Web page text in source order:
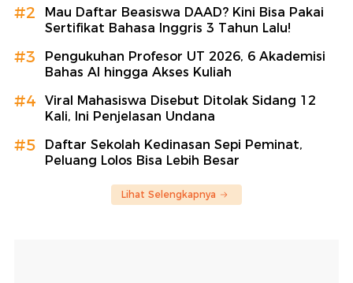
#2
Mau Daftar Beasiswa DAAD? Kini Bisa Pakai
Sertifikat Bahasa Inggris 3 Tahun Lalu!
#3
Pengukuhan Profesor UT 2026, 6 Akademisi
Bahas AI hingga Akses Kuliah
#4
Viral Mahasiswa Disebut Ditolak Sidang 12
Kali, Ini Penjelasan Undana
#5
Daftar Sekolah Kedinasan Sepi Peminat,
Peluang Lolos Bisa Lebih Besar
Lihat Selengkapnya